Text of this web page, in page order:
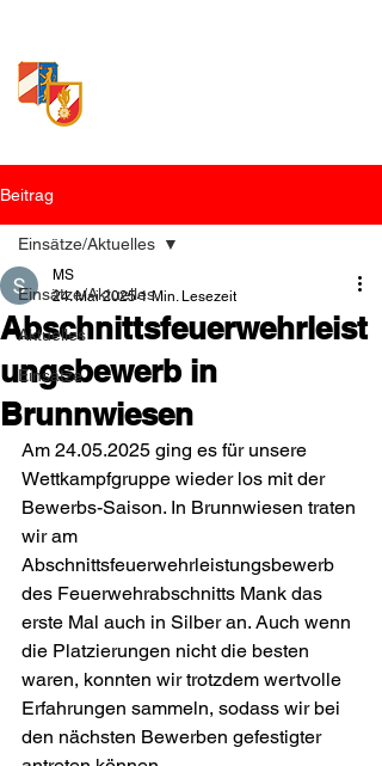
Beitrag
Einsätze/Aktuelles
Aktuelles
Einsätze
Einsätze/Aktuelles
Abschnittsfeuerwehrleist
ungsbewerb in
Brunnwiesen
MS
24. Mai 2025 1 Min. Lesezeit
Am 24.05.2025 ging es für unsere
Wettkampfgruppe wieder los mit der
Bewerbs-Saison. In Brunnwiesen traten
wir am
Abschnittsfeuerwehrleistungsbewerb
des Feuerwehrabschnitts Mank das
erste Mal auch in Silber an. Auch wenn
die Platzierungen nicht die besten
waren, konnten wir trotzdem wertvolle
Erfahrungen sammeln, sodass wir bei
den nächsten Bewerben gefestigter